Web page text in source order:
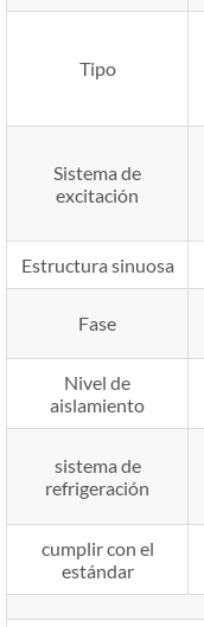
Tipo
Sistema de
excitación
Estructura sinuosa
Fase
Nivel de
aislamiento
sistema de
refrigeración
cumplir con el
estándar